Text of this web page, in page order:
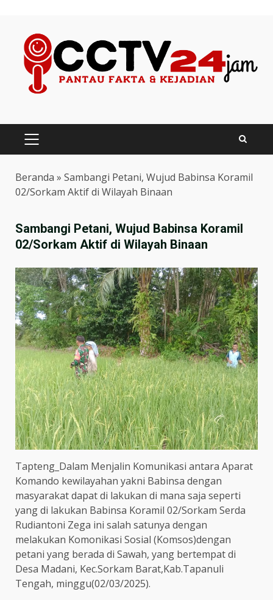
content
PRIMARY
MENU
Beranda » Sambangi Petani, Wujud Babinsa Koramil
02/Sorkam Aktif di Wilayah Binaan
Sambangi Petani, Wujud Babinsa Koramil
02/Sorkam Aktif di Wilayah Binaan
Tapteng_Dalam Menjalin Komunikasi antara Aparat
Komando kewilayahan yakni Babinsa dengan
masyarakat dapat di lakukan di mana saja seperti
yang di lakukan Babinsa Koramil 02/Sorkam Serda
Rudiantoni Zega ini salah satunya dengan
melakukan Komonikasi Sosial (Komsos)dengan
petani yang berada di Sawah, yang bertempat di
Desa Madani, Kec.Sorkam Barat,Kab.Tapanuli
Tengah, minggu(02/03/2025).